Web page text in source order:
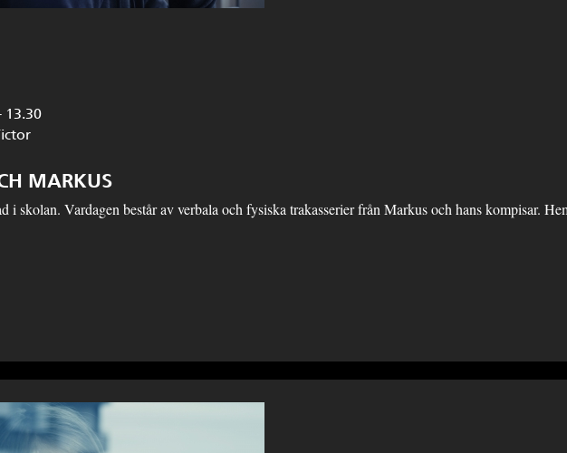
13.30
MARKUS
i skolan. Vardagen består av verbala och fysiska trakasserier från Markus och hans kompisar.